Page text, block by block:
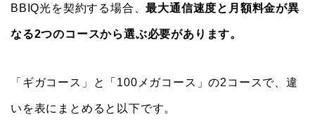
BBIQ光を契約する場合、最大通信速度と月額料金が異
なる2つのコースから選ぶ必要があります。
「ギガコース」と「100メガコース」の2コースで、違
いを表にまとめると以下です。